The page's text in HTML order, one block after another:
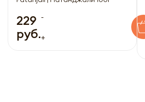
229
руб.
-
+